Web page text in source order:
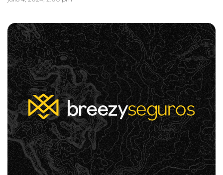
Reclamos | Claims
Enviar Reclamo
PT EN ES